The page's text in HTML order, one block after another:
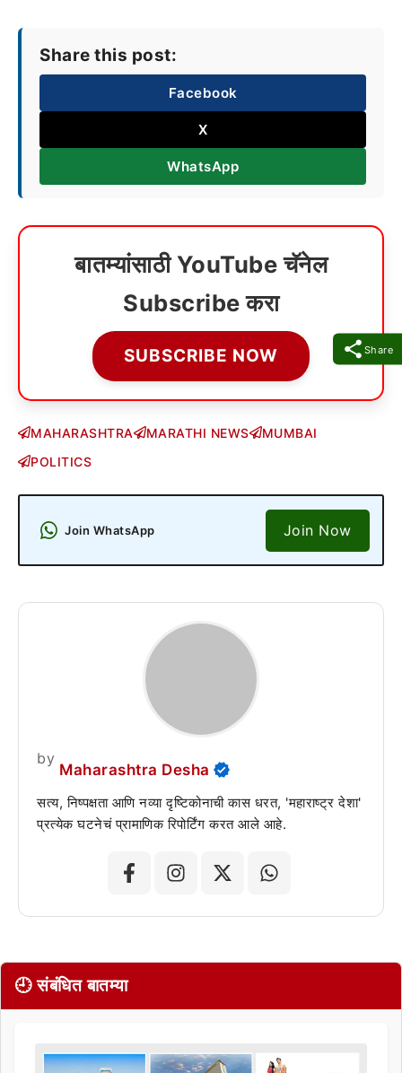
Share
Share this post:
Facebook
X
WhatsApp
बातम्यांसाठी YouTube चॅनेल
Subscribe करा
SUBSCRIBE NOW
MAHARASHTRA MARATHI NEWS
MUMBAI
POLITICS
Join WhatsApp Join Now
by
Maharashtra Desha
सत्य, निष्पक्षता आणि नव्या दृष्टिकोनाची कास धरत, 'महाराष्ट्र देशा'
प्रत्येक घटनेचं प्रामाणिक रिपोर्टिंग करत आले आहे.
🕘 संबंधित बातम्या